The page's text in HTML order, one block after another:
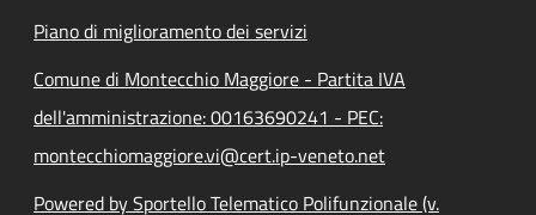
Piano di miglioramento dei servizi
Comune di Montecchio Maggiore - Partita IVA
dell'amministrazione: 00163690241 - PEC:
montecchiomaggiore.vi@cert.ip-veneto.net
Powered by Sportello Telematico Polifunzionale (v.